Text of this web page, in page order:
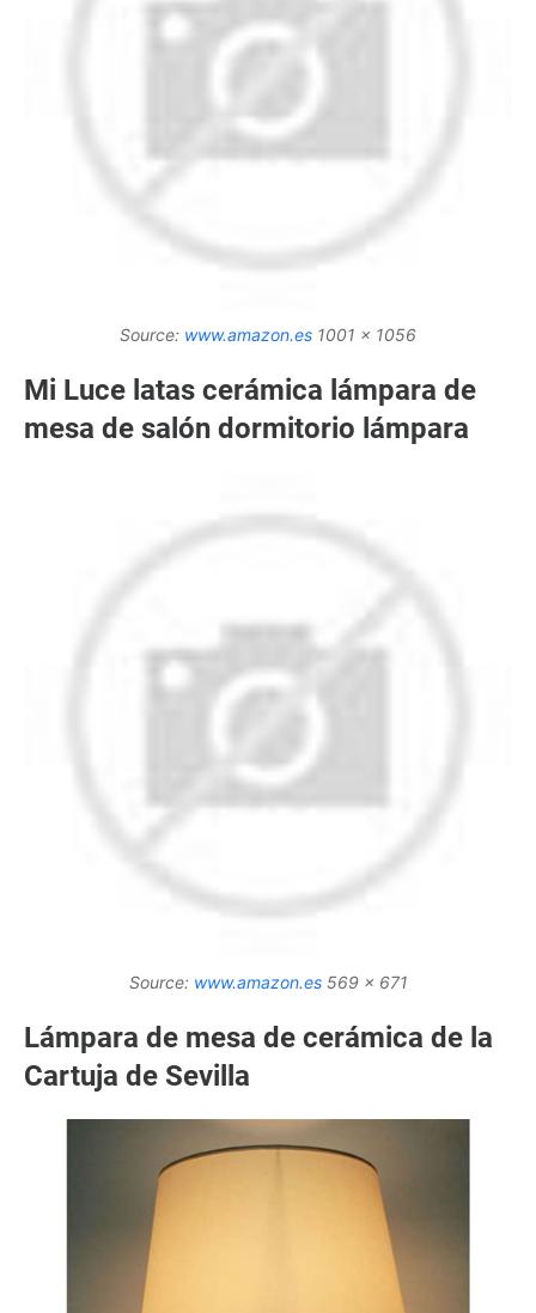
Source: www.amazon.es 1001 x 1056
Mi Luce latas cerámica lámpara de
mesa de salón dormitorio lámpara
Source: www.amazon.es569 x 671
Lámpara de mesa de cerámica de la
Cartuja de Sevilla